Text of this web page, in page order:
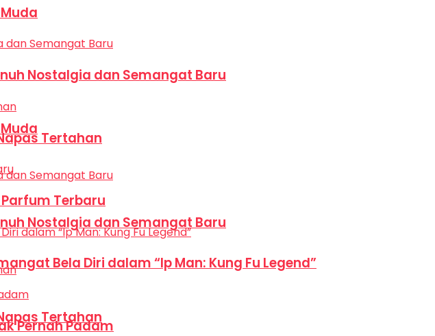
Nostalgia dan Semangat Baru
Tertahan
Nostalgia dan Semangat Baru
Tertahan
Terbaru
Bela Diri dalam “Ip Man: Kung Fu Legend”
Pernah Padam